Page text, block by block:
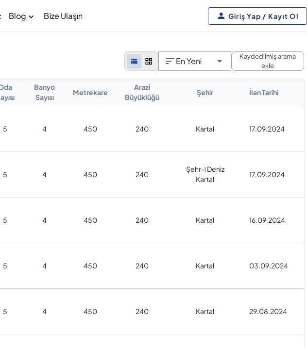
Blog Bize Ulaşın Giriş Yap / Kayıt Ol
En Yeni
Kaydedilmiş arama
ekle
Banyo
Sayısı
Metrekare
Arazi
Büyüklüğü
Şehir İlan Tarihi
5 4 450 240 Kartal 17.09.2024
5 4 450 240
Şehr-i Deniz
Kartal
17.09.2024
5 4 450 240 Kartal 16.09.2024
5 4 450 240 Kartal 03.09.2024
5 4 450 240 Kartal 29.08.2024